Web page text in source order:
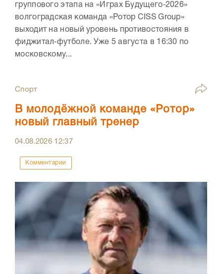
группового этапа на «Играх Будущего‑2026»
волгоградская команда «Ротор CISS Group»
выходит на новый уровень противостояния в
фиджитал‑футболе. Уже 5 августа в 16:30 по
московскому...
Спорт
В молодёжной команде «Ротор»
новый главный тренер
04.08.2026 12:37
Комментарии